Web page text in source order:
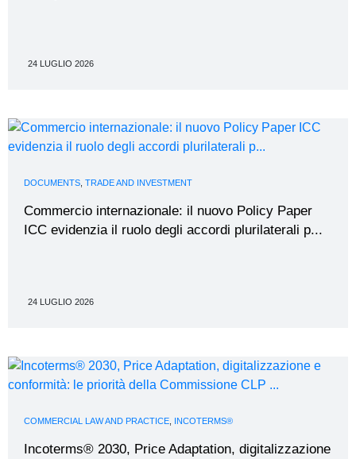
24 LUGLIO 2026
DOCUMENTS TRADE AND INVESTMENT
Commercio internazionale: il nuovo Policy Paper
ICC evidenzia il ruolo degli accordi plurilaterali p...
24 LUGLIO 2026
COMMERCIAL LAW AND PRACTICE INCOTERMS®
Incoterms® 2030, Price Adaptation, digitalizzazione